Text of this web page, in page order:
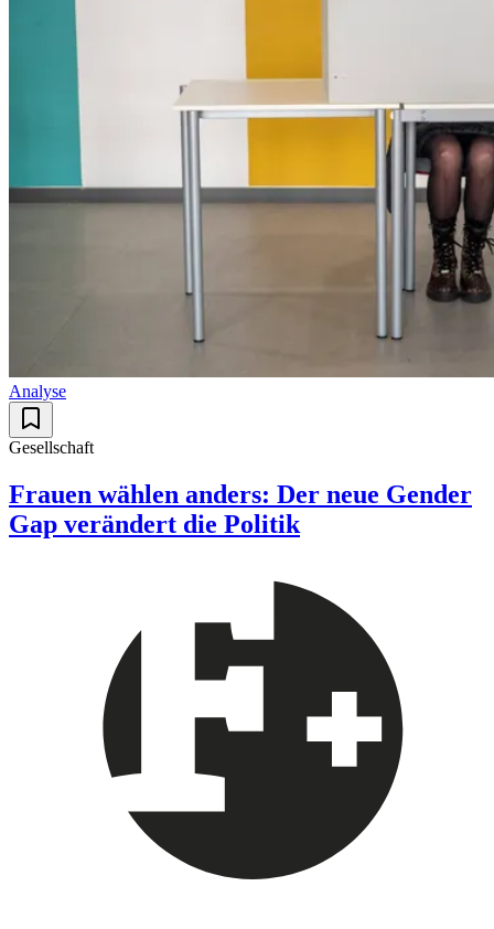
Analyse
Gesellschaft
Frauen wählen anders: Der neue Gender
Gap verändert die Politik